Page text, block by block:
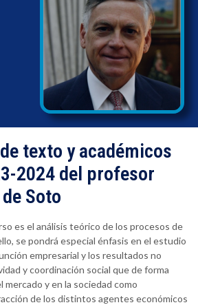
texto y académicos
2024 del profesor
Soto
es el análisis teórico de los procesos de
se pondrá especial énfasis en el estudio
empresarial y los resultados no
y coordinación social que de forma
y en la sociedad como
de los distintos agentes económicos